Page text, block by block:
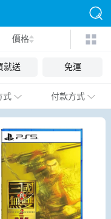
價格
就送 免運
式 付款方式